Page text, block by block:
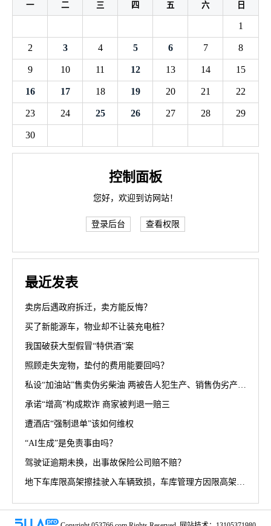
一 二 三 四 五 六 日
1
2 3 4 5 6 7 8
9 10 11 12 13 14 15
16 17 18 19 20 21 22
23 24 25 26 27 28 29
30
控制面板
您好，欢迎到访网站！
登录后台 查看权限
最近发表
卖房后遇政府拆迁，卖方能反悔？
买了新能源车，物业却不让装充电桩？
我国破获大型假冒“特供酒”案
照顾走失宠物，垫付的费用能要回吗？
私设“加油站”售卖伪劣柴油 两被告人犯生产、销售伪劣产品罪获刑罚
承诺“增高”构成欺诈 商家被判退一赔三
遭酒店“强制退单”该如何维权
“AI生成”是免责事由吗？
驾驶证逾期未换，出事故保险公司赔不赔？
地下车库限高架擦挂驶入车辆致损，车库管理方因限高架设置高度不符合规范被判担责70%